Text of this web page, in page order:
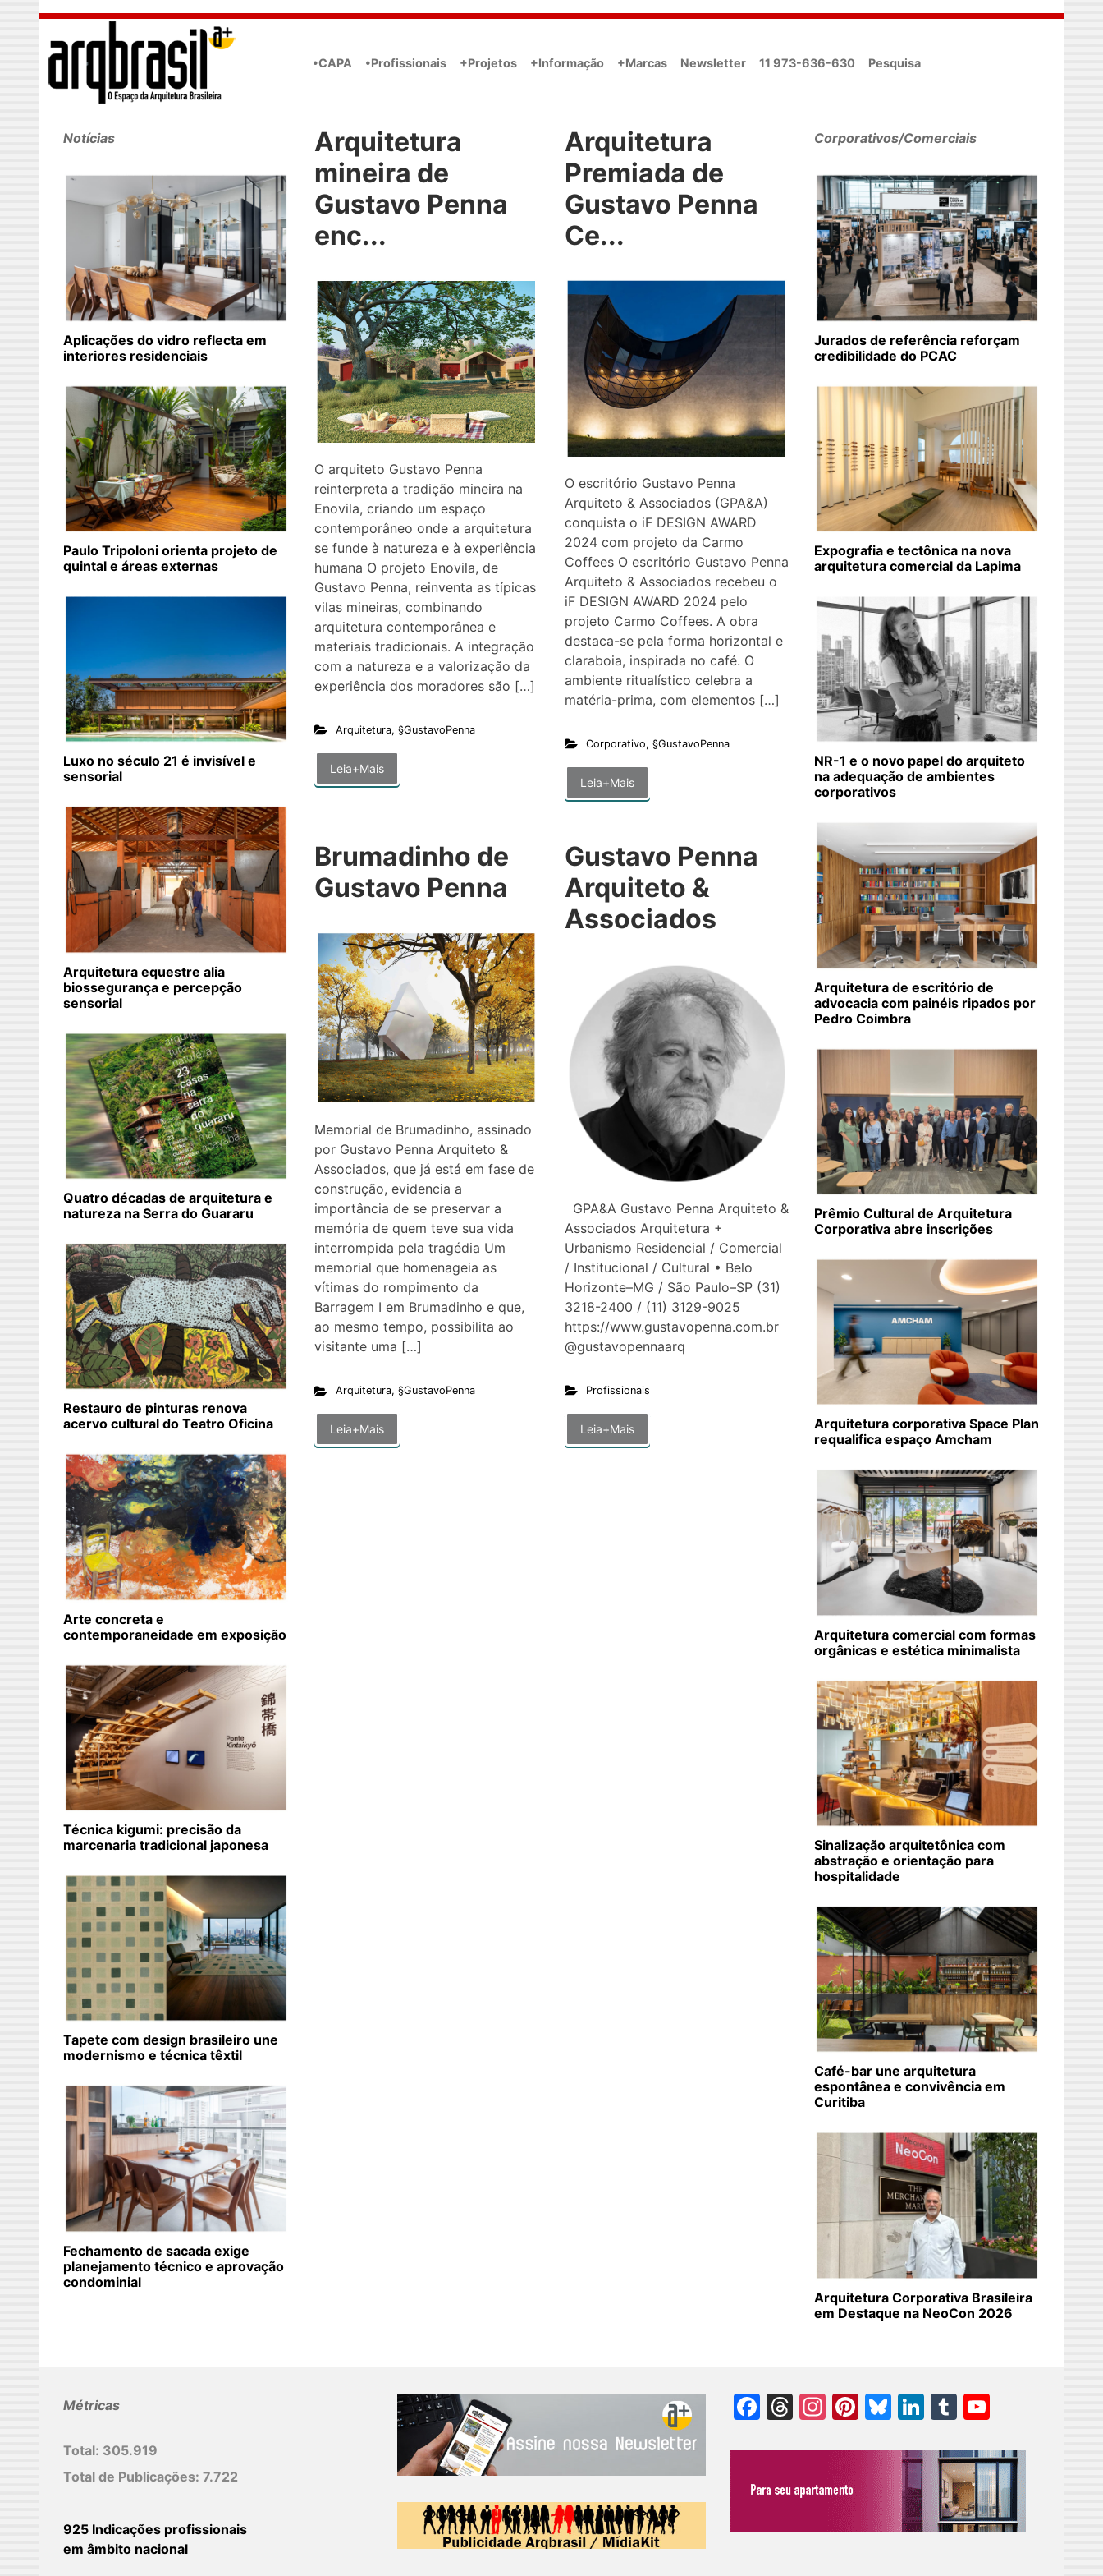
Skip to main content
•CAPA •Profissionais +Projetos +Informação +Marcas Newsletter 11 973-636-630 Pesquisa
Arquitetura
mineira de
Gustavo Penna
enc...
O arquiteto Gustavo Penna
reinterpreta a tradição mineira na
Enovila, criando um espaço
contemporâneo onde a arquitetura
se funde à natureza e à experiência
humana O projeto Enovila, de
Gustavo Penna, reinventa as típicas
vilas mineiras, combinando
arquitetura contemporânea e
materiais tradicionais. A integração
com a natureza e a valorização da
experiência dos moradores são […]
Arquitetura, §GustavoPenna
Leia+Mais
Arquitetura
Premiada de
Gustavo Penna
Ce...
O escritório Gustavo Penna
Arquiteto & Associados (GPA&A)
conquista o iF DESIGN AWARD
2024 com projeto da Carmo
Coffees O escritório Gustavo Penna
Arquiteto & Associados recebeu o
iF DESIGN AWARD 2024 pelo
projeto Carmo Coffees. A obra
destaca-se pela forma horizontal e
claraboia, inspirada no café. O
ambiente ritualístico celebra a
matéria-prima, com elementos […]
Corporativo, §GustavoPenna
Leia+Mais
Brumadinho de
Gustavo Penna
Memorial de Brumadinho, assinado
por Gustavo Penna Arquiteto &
Associados, que já está em fase de
construção, evidencia a
importância de se preservar a
memória de quem teve sua vida
interrompida pela tragédia Um
memorial que homenageia as
vítimas do rompimento da
Barragem I em Brumadinho e que,
ao mesmo tempo, possibilita ao
visitante uma […]
Arquitetura, §GustavoPenna
Leia+Mais
Gustavo Penna
Arquiteto &
Associados
GPA&A Gustavo Penna Arquiteto &
Associados Arquitetura +
Urbanismo Residencial / Comercial
/ Institucional / Cultural • Belo
Horizonte–MG / São Paulo–SP (31)
3218-2400 / (11) 3129-9025
https://www.gustavopenna.com.br
@gustavopennaarq
Profissionais
Leia+Mais
Notícias
Aplicações do vidro reflecta em
interiores residenciais
Paulo Tripoloni orienta projeto de
quintal e áreas externas
Luxo no século 21 é invisível e
sensorial
Arquitetura equestre alia
biossegurança e percepção
sensorial
Quatro décadas de arquitetura e
natureza na Serra do Guararu
Restauro de pinturas renova
acervo cultural do Teatro Oficina
Arte concreta e
contemporaneidade em exposição
Técnica kigumi: precisão da
marcenaria tradicional japonesa
Tapete com design brasileiro une
modernismo e técnica têxtil
Fechamento de sacada exige
planejamento técnico e aprovação
condominial
Corporativos/Comerciais
Jurados de referência reforçam
credibilidade do PCAC
Expografia e tectônica na nova
arquitetura comercial da Lapima
NR-1 e o novo papel do arquiteto
na adequação de ambientes
corporativos
Arquitetura de escritório de
advocacia com painéis ripados por
Pedro Coimbra
Prêmio Cultural de Arquitetura
Corporativa abre inscrições
Arquitetura corporativa Space Plan
requalifica espaço Amcham
Arquitetura comercial com formas
orgânicas e estética minimalista
Sinalização arquitetônica com
abstração e orientação para
hospitalidade
Café-bar une arquitetura
espontânea e convivência em
Curitiba
Arquitetura Corporativa Brasileira
em Destaque na NeoCon 2026
Métricas
Total: 305.919
Total de Publicações: 7.722
925 Indicações profissionais
em âmbito nacional
Facebook
Threads
Instagram
Pinterest
Bluesky
LinkedIn
Tumblr